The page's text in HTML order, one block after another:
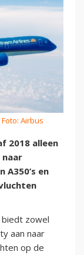
Airbus
2018 alleen
naar
en
biedt zowel
aan naar
op de